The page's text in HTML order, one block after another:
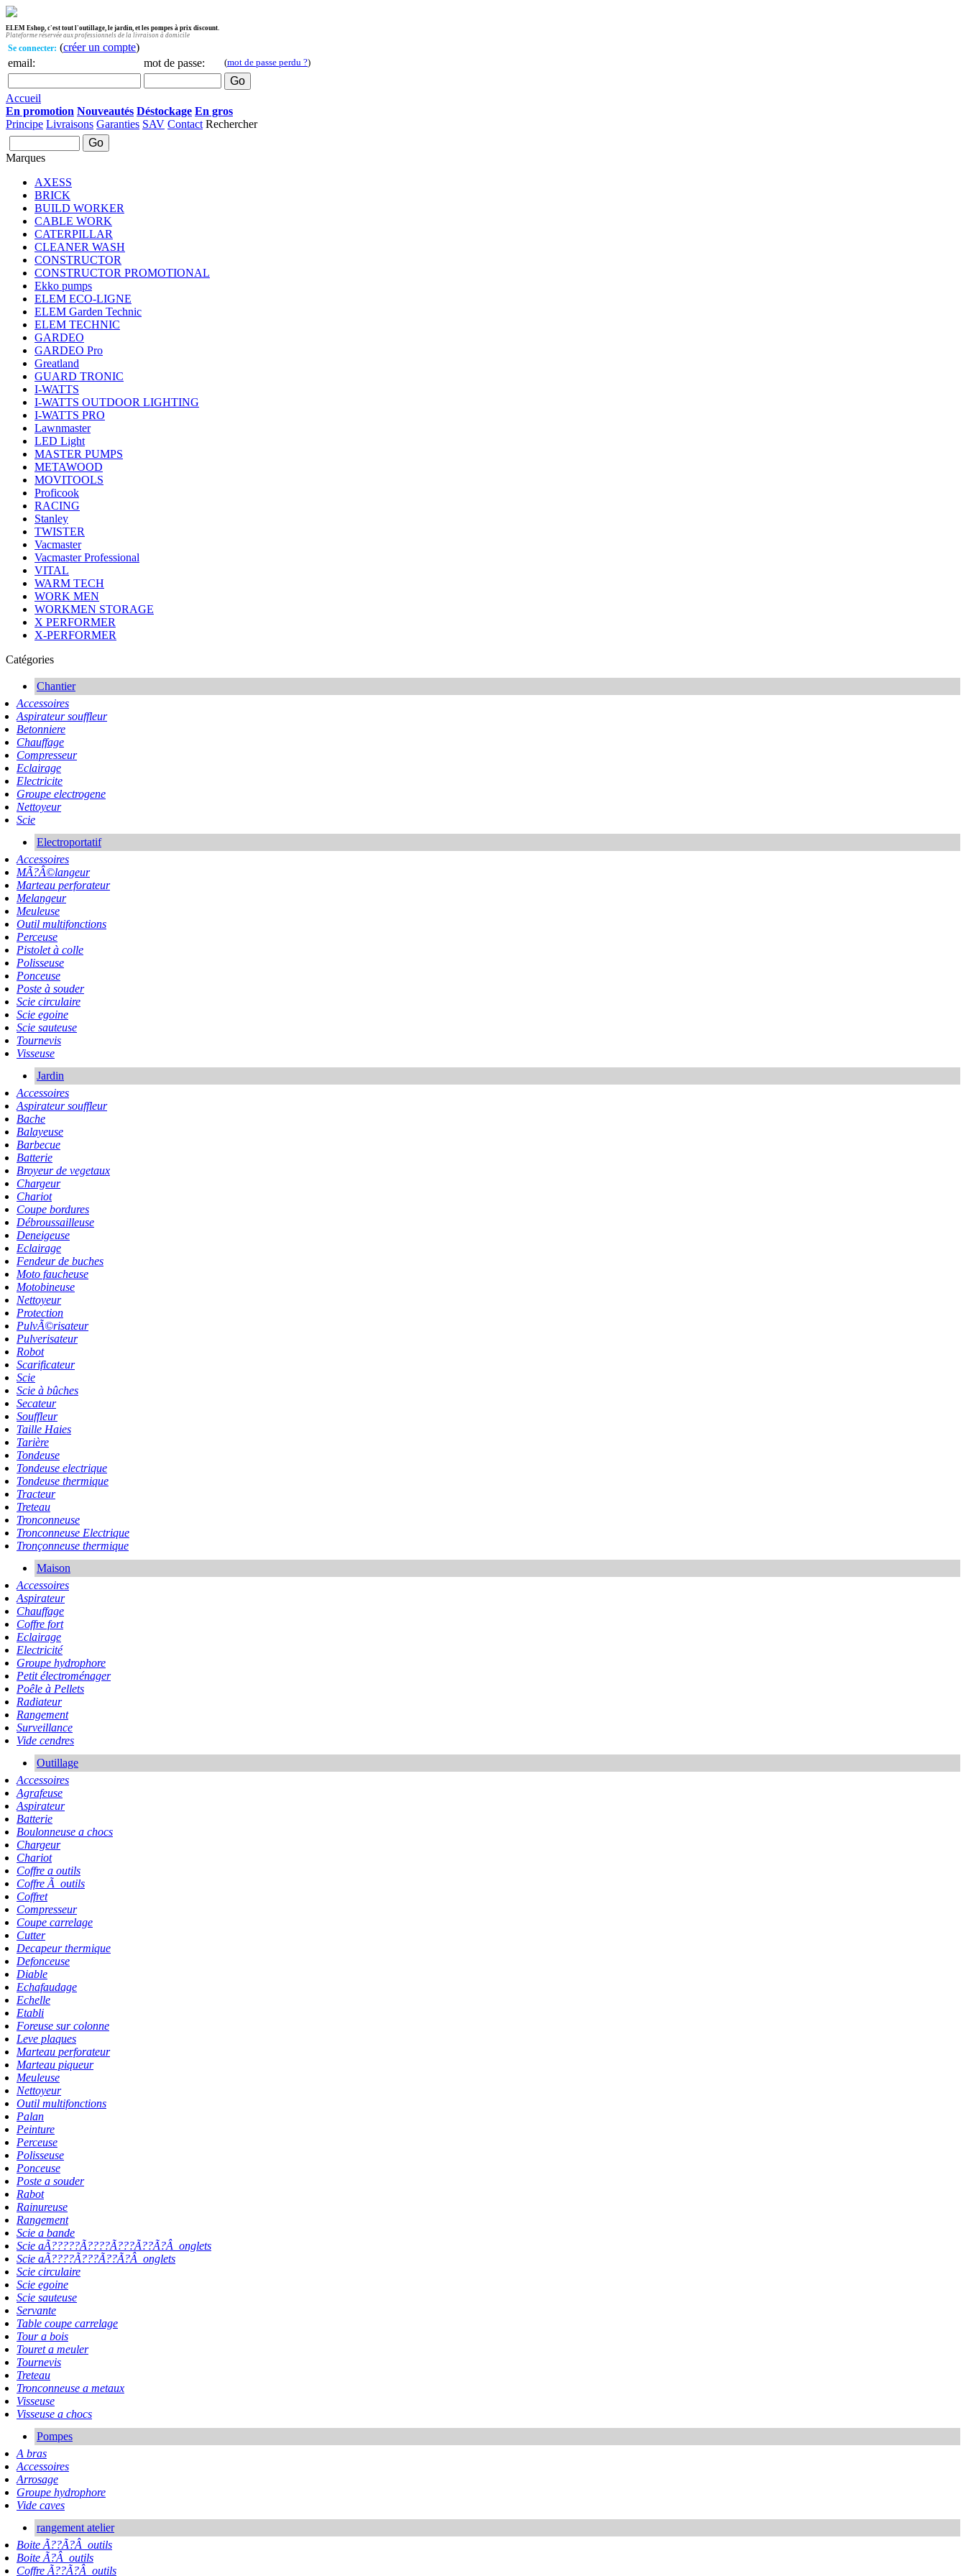
ELEM Eshop, c'est tout l'outillage, le jardin, et les pompes à prix discount.
Plateforme réservée aux professionnels de la livraison à domicile
Se connecter: (créer un compte)
email:
mot de passe: (mot de passe perdu ?)
Accueil
En promotion Nouveautés Déstockage En gros
Principe Livraisons Garanties SAV Contact Rechercher
Marques
AXESS
BRICK
BUILD WORKER
CABLE WORK
CATERPILLAR
CLEANER WASH
CONSTRUCTOR
CONSTRUCTOR PROMOTIONAL
Ekko pumps
ELEM ECO-LIGNE
ELEM Garden Technic
ELEM TECHNIC
GARDEO
GARDEO Pro
Greatland
GUARD TRONIC
I-WATTS
I-WATTS OUTDOOR LIGHTING
I-WATTS PRO
Lawnmaster
LED Light
MASTER PUMPS
METAWOOD
MOVITOOLS
Proficook
RACING
Stanley
TWISTER
Vacmaster
Vacmaster Professional
VITAL
WARM TECH
WORK MEN
WORKMEN STORAGE
X PERFORMER
X-PERFORMER
Catégories
Chantier
Accessoires
Aspirateur souffleur
Betonniere
Chauffage
Compresseur
Eclairage
Electricite
Groupe electrogene
Nettoyeur
Scie
Electroportatif
Accessoires
MÃ?Â©langeur
Marteau perforateur
Melangeur
Meuleuse
Outil multifonctions
Perceuse
Pistolet à colle
Polisseuse
Ponceuse
Poste à souder
Scie circulaire
Scie egoine
Scie sauteuse
Tournevis
Visseuse
Jardin
Accessoires
Aspirateur souffleur
Bache
Balayeuse
Barbecue
Batterie
Broyeur de vegetaux
Chargeur
Chariot
Coupe bordures
Débroussailleuse
Deneigeuse
Eclairage
Fendeur de buches
Moto faucheuse
Motobineuse
Nettoyeur
Protection
PulvÃ©risateur
Pulverisateur
Robot
Scarificateur
Scie
Scie à bûches
Secateur
Souffleur
Taille Haies
Tarière
Tondeuse
Tondeuse electrique
Tondeuse thermique
Tracteur
Treteau
Tronconneuse
Tronconneuse Electrique
Tronçonneuse thermique
Maison
Accessoires
Aspirateur
Chauffage
Coffre fort
Eclairage
Electricité
Groupe hydrophore
Petit électroménager
Poêle à Pellets
Radiateur
Rangement
Surveillance
Vide cendres
Outillage
Accessoires
Agrafeuse
Aspirateur
Batterie
Boulonneuse a chocs
Chargeur
Chariot
Coffre a outils
Coffre Ã outils
Coffret
Compresseur
Coupe carrelage
Cutter
Decapeur thermique
Defonceuse
Diable
Echafaudage
Echelle
Etabli
Foreuse sur colonne
Leve plaques
Marteau perforateur
Marteau piqueur
Meuleuse
Nettoyeur
Outil multifonctions
Palan
Peinture
Perceuse
Polisseuse
Ponceuse
Poste a souder
Rabot
Rainureuse
Rangement
Scie a bande
Scie aÃ?????Ã????Ã???Ã??Ã?Â onglets
Scie aÃ????Ã???Ã??Ã?Â onglets
Scie circulaire
Scie egoine
Scie sauteuse
Servante
Table coupe carrelage
Tour a bois
Touret a meuler
Tournevis
Treteau
Tronconneuse a metaux
Visseuse
Visseuse a chocs
Pompes
A bras
Accessoires
Arrosage
Groupe hydrophore
Vide caves
rangement atelier
Boite Ã??Ã?Â outils
Boite Ã?Â outils
Coffre Ã??Ã?Â outils